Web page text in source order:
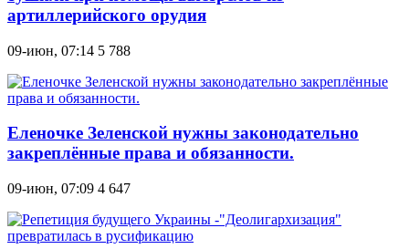
артиллерийского орудия
09-июн, 07:14 5 788
Еленочке Зеленской нужны законодательно
закреплённые права и обязанности.
09-июн, 07:09 4 647